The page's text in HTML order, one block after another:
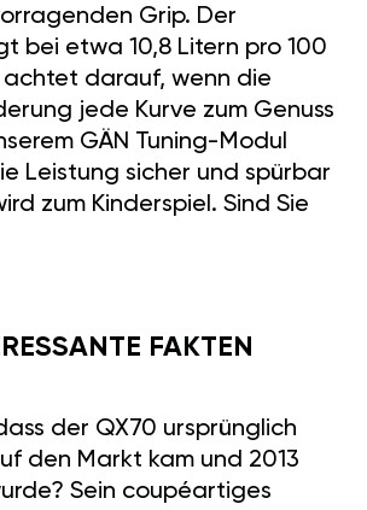
Grip. Der
bei etwa 10,8 Litern pro 100
achtet darauf, wenn die
jede Kurve zum Genuss
GÄN Tuning-Modul
Leistung sicher und spürbar
zum Kinderspiel. Sind Sie
FAKTEN
der QX70 ursprünglich
den Markt kam und 2013
Sein coupéartiges